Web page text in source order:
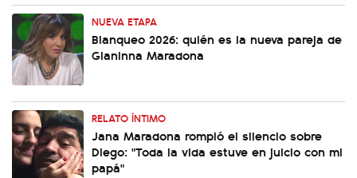
NUEVA ETAPA
Blanqueo 2026: quién es la nueva pareja de
Gianinna Maradona
RELATO ÍNTIMO
Jana Maradona rompió el silencio sobre
Diego: "Toda la vida estuve en juicio con mi
papá"